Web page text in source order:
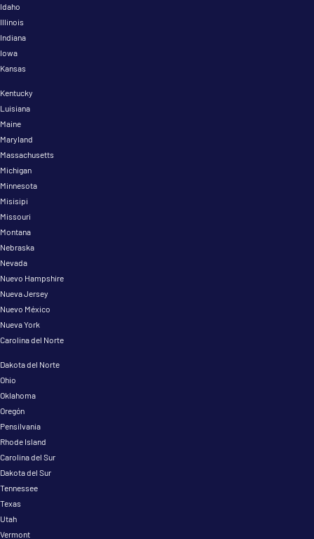
Idaho
Illinois
Indiana
Iowa
Kansas
Kentucky
Luisiana
Maine
Maryland
Massachusetts
Michigan
Minnesota
Misisipi
Missouri
Montana
Nebraska
Nevada
Nuevo Hampshire
Nueva Jersey
Nuevo México
Nueva York
Carolina del Norte
Dakota del Norte
Ohio
Oklahoma
Oregón
Pensilvania
Rhode Island
Carolina del Sur
Dakota del Sur
Tennessee
Texas
Utah
Vermont